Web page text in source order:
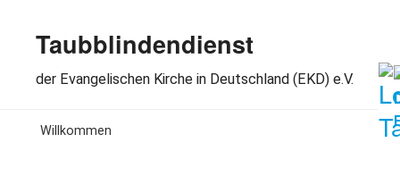
Taubblindendienst
der Evangelischen Kirche in Deutschland (EKD) e.V.
Willkommen